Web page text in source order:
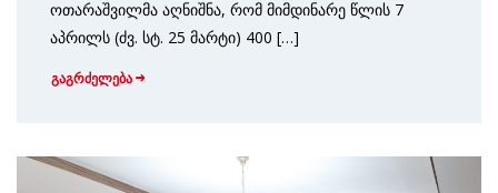
ოთარაშვილმა აღნიშნა, რომ მიმდინარე წლის 7
აპრილს (ძვ. სტ. 25 მარტი) 400 […]
გაგრძელება